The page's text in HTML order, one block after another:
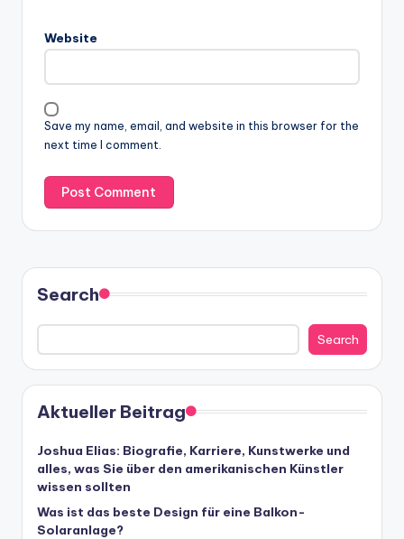
Website
Save my name, email, and website in this browser for the
next time I comment.
Search
Search
Aktueller Beitrag
Joshua Elias: Biografie, Karriere, Kunstwerke und
alles, was Sie über den amerikanischen Künstler
wissen sollten
Was ist das beste Design für eine Balkon-
Solaranlage?